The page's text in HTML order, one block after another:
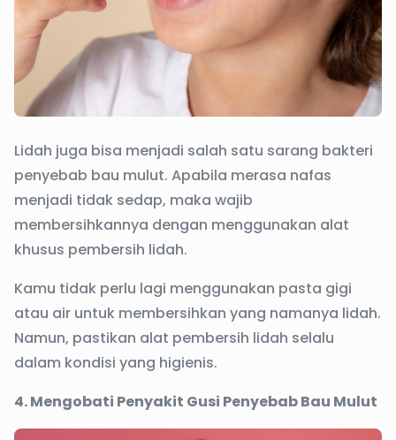
Lidah juga bisa menjadi salah satu sarang bakteri
penyebab bau mulut. Apabila merasa nafas
menjadi tidak sedap, maka wajib
membersihkannya dengan menggunakan alat
khusus pembersih lidah.
Kamu tidak perlu lagi menggunakan pasta gigi
atau air untuk membersihkan yang namanya lidah.
Namun, pastikan alat pembersih lidah selalu
dalam kondisi yang higienis.
4. Mengobati Penyakit Gusi Penyebab Bau Mulut